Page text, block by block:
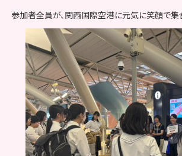
参加者全員が、関西国際空港に元気に笑顔で集